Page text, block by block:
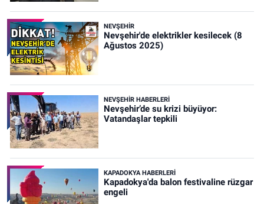
NEVŞEHIR
Nevşehir'de elektrikler kesilecek (8
Ağustos 2025)
NEVŞEHIR HABERLERI
Nevşehir’de su krizi büyüyor:
Vatandaşlar tepkili
KAPADOKYA HABERLERI
Kapadokya'da balon festivaline rüzgar
engeli